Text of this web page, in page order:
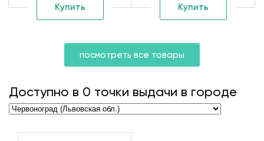
Купить Купить
посмотреть все товары
Доступно в 0 точки выдачи в городе